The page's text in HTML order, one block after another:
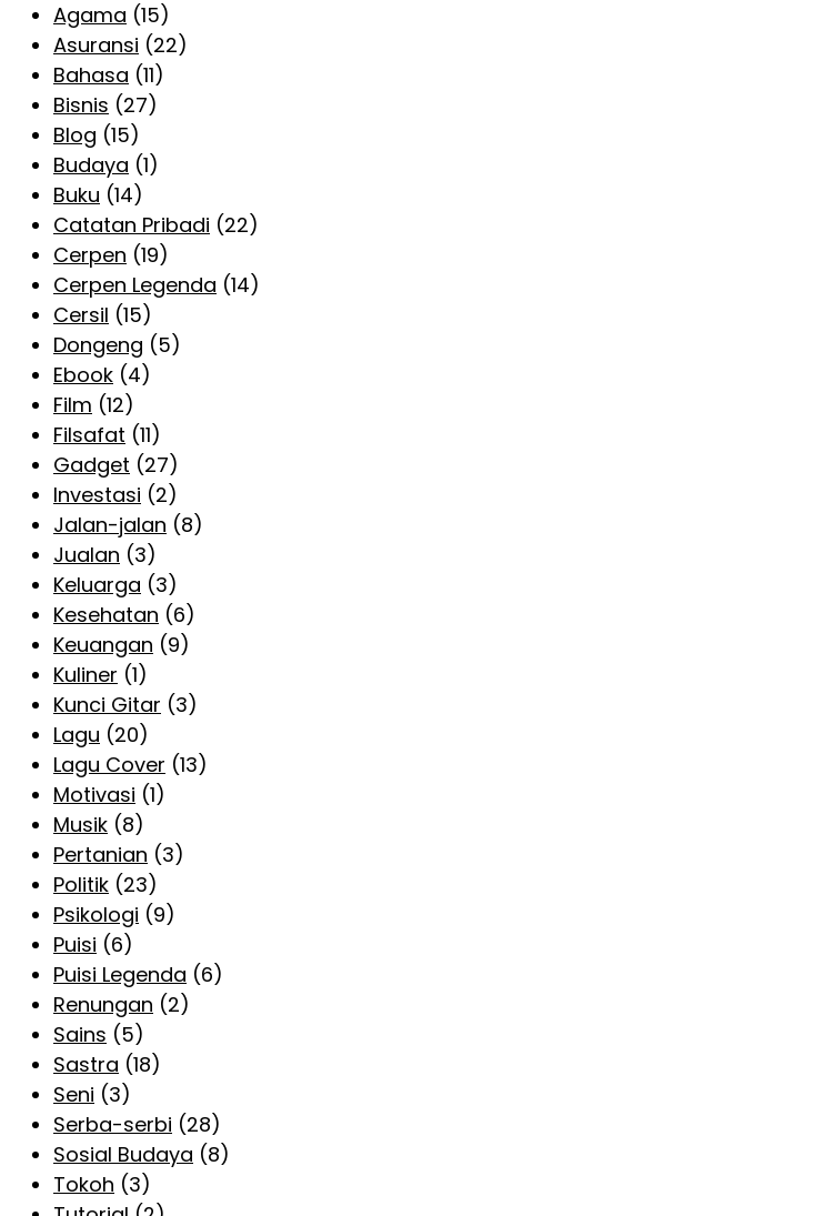
Agama (15)
Asuransi (22)
Bahasa (11)
Bisnis (27)
Blog (15)
Budaya (1)
Buku (14)
Catatan Pribadi (22)
Cerpen (19)
Cerpen Legenda (14)
Cersil (15)
Dongeng (5)
Ebook (4)
Film (12)
Filsafat (11)
Gadget (27)
Investasi (2)
Jalan-jalan (8)
Jualan (3)
Keluarga (3)
Kesehatan (6)
Keuangan (9)
Kuliner (1)
Kunci Gitar (3)
Lagu (20)
Lagu Cover (13)
Motivasi (1)
Musik (8)
Pertanian (3)
Politik (23)
Psikologi (9)
Puisi (6)
Puisi Legenda (6)
Renungan (2)
Sains (5)
Sastra (18)
Seni (3)
Serba-serbi (28)
Sosial Budaya (8)
Tokoh (3)